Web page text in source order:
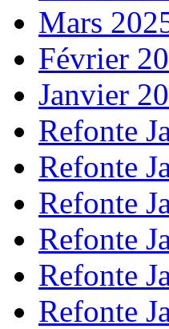
Mars
Février
Janvier
Refonte
Refonte
Refonte
Refonte
Refonte
Refonte